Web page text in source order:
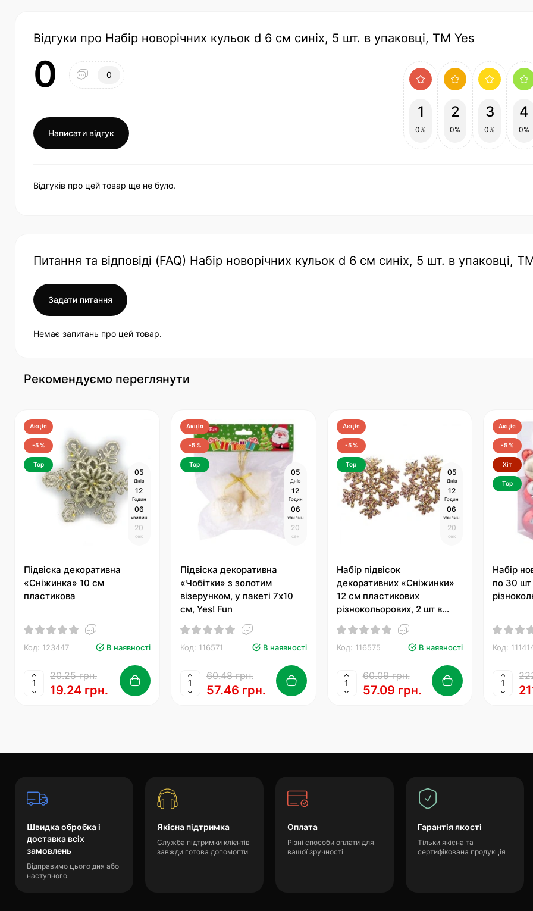
Відгуки про Набір новорічних кульок d 6 cм синіх, 5 шт. в упаковці, ТМ Yes
0 0
Написати відгук
1
0%
2
0%
3
0%
4
0%
Відгуків про цей товар ще не було.
Питання та відповіді (FAQ) Набір новорічних кульок d 6 cм синіх, 5 шт. в упаковці,
Задати питання
Немає запитань про цей товар.
Рекомендуємо переглянути
Акція
-5 %
Top
05
Днів
12
Годин
06
хвилин
19
сек
Підвіска декоративна
«Сніжинка» 10 см
пластикова
Код: 123447 В наявності
20.25 грн.
19.24 грн.
Акція
-5 %
Top
05
Днів
12
Годин
06
хвилин
19
сек
Підвіска декоративна
«Чобітки» з золотим
візерунком, у пакеті 7х10
см, Yes! Fun
Код: 116571 В наявності
60.48 грн.
57.46 грн.
Акція
-5 %
Top
05
Днів
12
Годин
06
хвилин
19
сек
Набір підвісок
декоративних «Сніжинки»
12 см пластикових
різнокольорових, 2 шт в
упаковці, Novogod'ko
Код: 116575 В наявності
60.09 грн.
57.09 грн.
Акція
-5 %
Хіт
Top
Набір
по 30 шт
Код:
Швидка обробка і
доставка всіх
замовлень
Відправимо цього дня або
наступного
Якісна підтримка
Служба підтримки клієнтів
завжди готова допомогти
Оплата
Різні способи оплати для
вашої зручності
Гарантія якості
Тільки якісна та
сертифікована продукція